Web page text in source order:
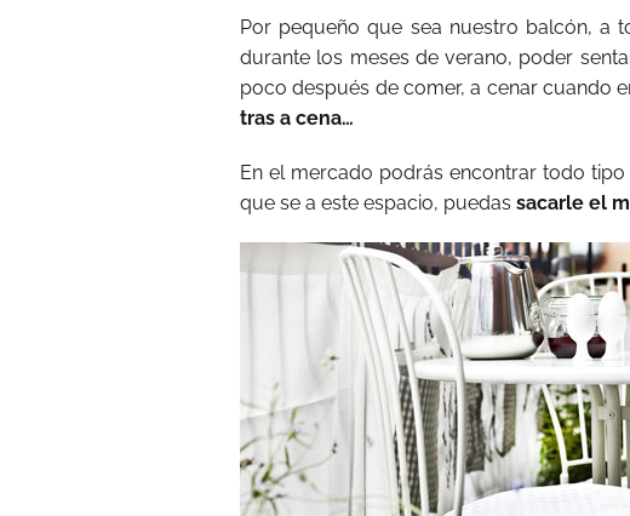
Por pequeño que sea nuestro balcón, a
durante los meses de verano, poder
poco después de comer, a cenar cuando
tras a cena…
En el mercado podrás encontrar todo
que se a este espacio, puedas sacarle el